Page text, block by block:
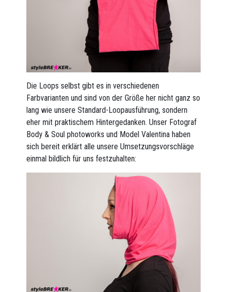
Die Loops selbst gibt es in verschiedenen
Farbvarianten und sind von der Größe her nicht ganz so
lang wie unsere Standard-Loopausführung, sondern
eher mit praktischem Hintergedanken. Unser Fotograf
Body & Soul photoworks und Model Valentina haben
sich bereit erklärt alle unsere Umsetzungsvorschläge
einmal bildlich für uns festzuhalten: